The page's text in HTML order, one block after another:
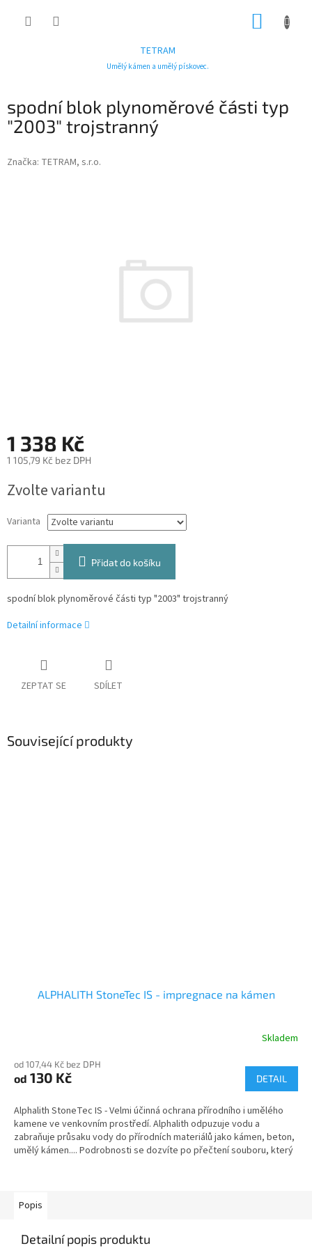
TETRAM
Umělý kámen a umělý pískovec.
spodní blok plynoměrové části typ
"2003" trojstranný
Značka: TETRAM, s.r.o.
1 338 Kč
1 105,79 Kč bez DPH
cena:
Zvolte variantu
Varianta
Přidat do košíku
spodní blok plynoměrové části typ "2003" trojstranný
Detailní informace
ZEPTAT SE SDÍLET
Související produkty
ALPHALITH StoneTec IS - impregnace na kámen
Skladem
od 107,44 Kč bez DPH
od 130 Kč DETAIL
Alphalith StoneTec IS - Velmi účinná ochrana přírodního i umělého
kamene ve venkovním prostředí. Alphalith odpuzuje vodu a
zabraňuje průsaku vody do přírodních materiálů jako kámen, beton,
umělý kámen.... Podrobnosti se dozvíte po přečtení souboru, který
Popis
Detailní popis produktu